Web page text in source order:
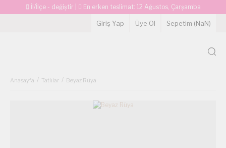
İl/İlçe - değiştir En erken teslimat: 12 Ağustos, Çarşamba
Giriş Yap Üye Ol Sepetim (NaN)
Anasayfa Tatlılar Beyaz Rüya